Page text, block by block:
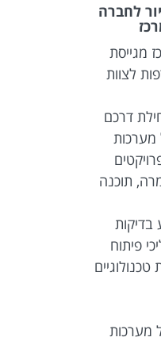
לחברה
מגייסת
לצוות
דרכם
מערכות
תוכנה
בדיקות
פיתוח
מערכות